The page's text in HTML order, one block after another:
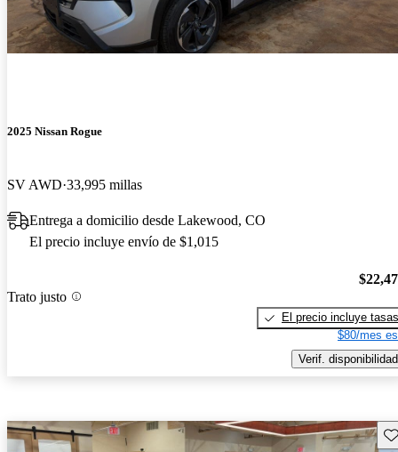
2025 Nissan Rogue
SV AWD 33,995 millas
Entrega a domicilio desde Lakewood, CO
El precio incluye envío de $1,015
Trato justo
El precio incluye tasas
$80/mes
Verif. disponibilidad